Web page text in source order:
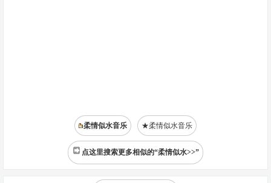
柔情似水音乐 ★柔情似水音乐
点这里搜索更多相似的“柔情似水>>”